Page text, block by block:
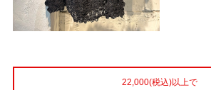
22,000(税込)以上で